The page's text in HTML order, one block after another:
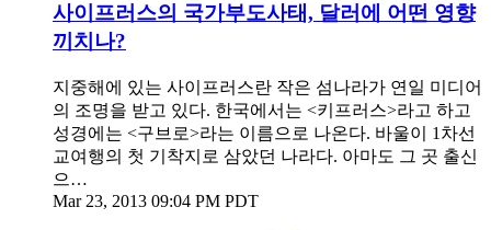
사이프러스의 국가부도사태, 달러에 어떤 영향
끼치나?
지중해에 있는 사이프러스란 작은 섬나라가 연일 미디어
의 조명을 받고 있다. 한국에서는 <키프러스>라고 하고
성경에는 <구브로>라는 이름으로 나온다. 바울이 1차선
교여행의 첫 기착지로 삼았던 나라다. 아마도 그 곳 출신
으…
Mar 23, 2013 09:04 PM PDT